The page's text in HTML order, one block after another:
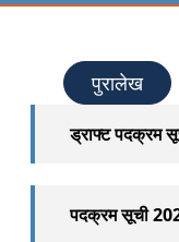
पुरालेख
ड्राफ्ट पदक्रम
पदक्रम सूची